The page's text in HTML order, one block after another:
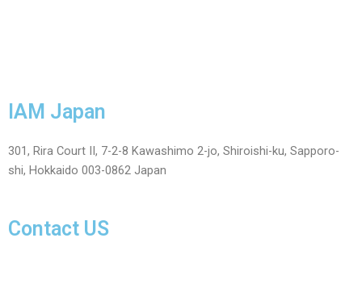
IAM Japan
301, Rira Court II, 7-2-8 Kawashimo 2-jo, Shiroishi-ku, Sapporo-
shi, Hokkaido 003-0862 Japan
Contact US